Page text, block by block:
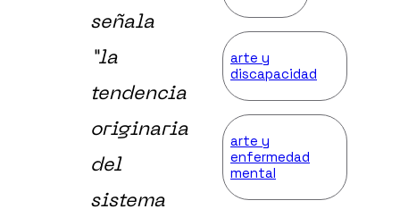
señala
“la
tendencia
originaria
del
sistema
arte y
discapacidad
arte y
enfermedad
mental